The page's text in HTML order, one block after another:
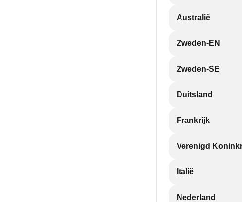
Australië
Zweden-EN
Zweden-SE
Duitsland
Frankrijk
Verenigd
Italië
Nederland